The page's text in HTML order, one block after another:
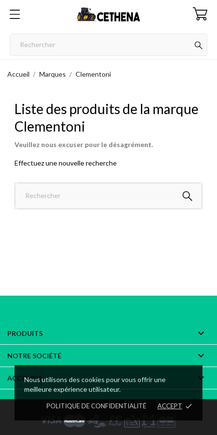
Nous utilisons des cookies pour vous offrir une
meilleure expérience utilisateur.
POLITIQUE DE CONFIDENTIALITÉ ACCEPT done
Accueil Marques Clementoni
Liste des produits de la marque
Clementoni
Veuillez nous excuser pour le désagrément.
Effectuez une nouvelle recherche
PRODUITS 
NOTRE SOCIÉTÉ 
ACCOUNT 